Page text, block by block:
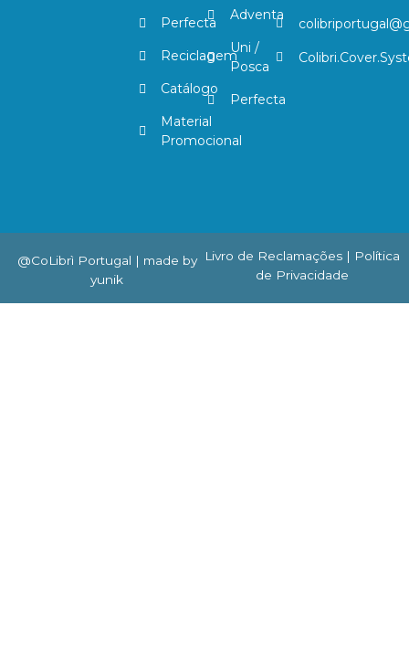
Perfecta
Reciclagem
Catálogo
Material
Promocional
Adventa
Uni /
Posca
Perfecta
@CoLibrì Portugal | made by
yunik
Livro de Reclamações | Política
de Privacidade